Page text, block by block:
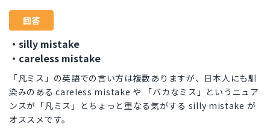
回答
・silly mistake
・careless mistake
「凡ミス」の英語での言い方は複数ありますが、日本人にも馴
染みのある careless mistake や 「バカなミス」というニュア
ンスが「凡ミス」とちょっと重なる気がする silly mistake が
オススメです。